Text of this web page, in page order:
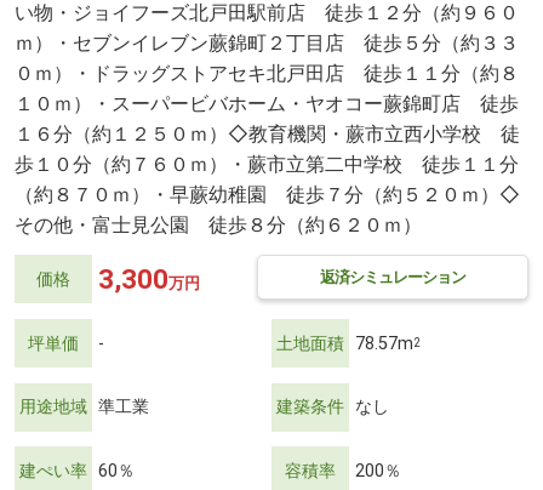
い物・ジョイフーズ北戸田駅前店 徒歩１２分（約９６０
ｍ）・セブンイレブン蕨錦町２丁目店 徒歩５分（約３３
０ｍ）・ドラッグストアセキ北戸田店 徒歩１１分（約８
１０ｍ）・スーパービバホーム・ヤオコー蕨錦町店 徒歩
１６分（約１２５０ｍ）◇教育機関・蕨市立西小学校 徒
歩１０分（約７６０ｍ）・蕨市立第二中学校 徒歩１１分
（約８７０ｍ）・早蕨幼稚園 徒歩７分（約５２０ｍ）◇
その他・富士見公園 徒歩８分（約６２０ｍ）
価格 返済シミュレーション
3,300万円
坪単価 - 土地面積 78.57m2
用途地域 準工業 建築条件 なし
建ぺい率 60％ 容積率 200％